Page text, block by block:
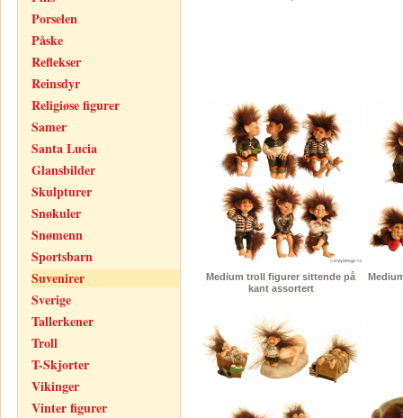
Porselen
Påske
Reflekser
Reinsdyr
Religiøse figurer
Samer
Santa Lucia
Glansbilder
Skulpturer
Snøkuler
Snømenn
Sportsbarn
Suvenirer
Sverige
Tallerkener
Troll
T-Skjorter
Vikinger
Vinter figurer
Medium troll figurer sittende på
kant assortert